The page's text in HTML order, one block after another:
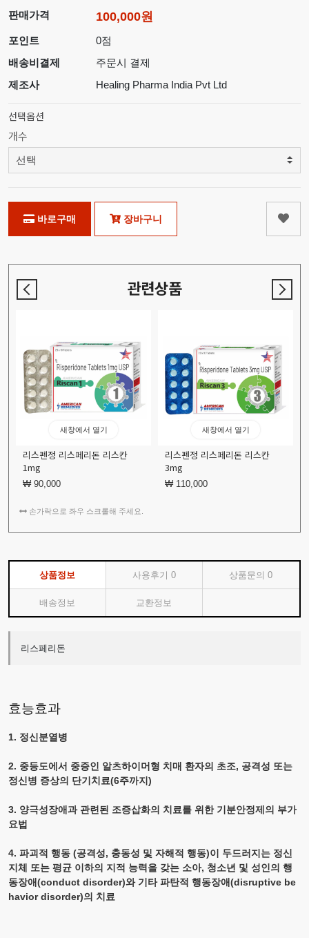
판매가격 100,000원
포인트
0점
배송비결제
주문시 결제
제조사
Healing Pharma India Pvt Ltd
선택옵션
개수
바로구매 장바구니
관련상품
새창에서 열기
리스펜정 리스페리돈 리스칸
1mg
₩ 90,000
새창에서 열기
리스펜정 리스페리돈 리스칸
3mg
₩ 110,000
손가락으로 좌우 스크롤해 주세요.
상품정보 사용후기 0 상품문의0
배송정보 교환정보
리스페리돈
효능효과
1. 정신분열병
2. 중등도에서 중증인 알츠하이머형 치매 환자의 초조, 공격성 또는
정신병 증상의 단기치료(6주까지)
3. 양극성장애과 관련된 조증삽화의 치료를 위한 기분안정제의 부가
요법
4. 파괴적 행동 (공격성, 충동성 및 자해적 행동)이 두드러지는 정신
지체 또는 평균 이하의 지적 능력을 갖는 소아, 청소년 및 성인의 행
동장애(conduct disorder)와 기타 파탄적 행동장애(disruptive be
havior disorder)의 치료